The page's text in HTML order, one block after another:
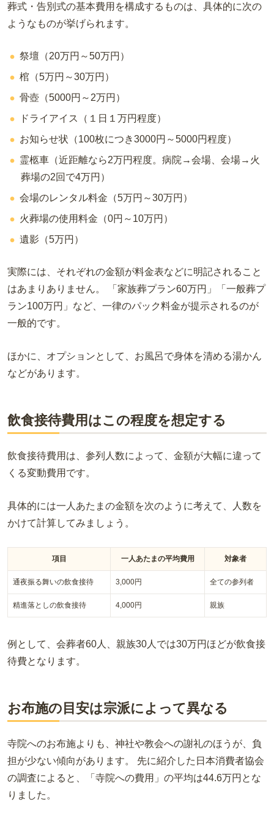
葬式・告別式の基本費用を構成するものは、具体的に次の
ようなものが挙げられます。
祭壇（20万円～50万円）
棺（5万円～30万円）
骨壺（5000円～2万円）
ドライアイス（１日１万円程度）
お知らせ状（100枚につき3000円～5000円程度）
霊柩車（近距離なら2万円程度。病院→会場、会場→火
葬場の2回で4万円）
会場のレンタル料金（5万円～30万円）
火葬場の使用料金（0円～10万円）
遺影（5万円）
実際には、それぞれの金額が料金表などに明記されること
はあまりありません。 「家族葬プラン60万円」「一般葬プ
ラン100万円」など、一律のパック料金が提示されるのが
一般的です。
ほかに、オプションとして、お風呂で身体を清める湯かん
などがあります。
飲食接待費用はこの程度を想定する
飲食接待費用は、参列人数によって、金額が大幅に違って
くる変動費用です。
具体的には一人あたまの金額を次のように考えて、人数を
かけて計算してみましょう。
項目 一人あたまの平均費用 対象者
通夜振る舞いの飲食接待 3,000円 全ての参列者
精進落としの飲食接待 4,000円 親族
例として、会葬者60人、親族30人では30万円ほどが飲食接
待費となります。
お布施の目安は宗派によって異なる
寺院へのお布施よりも、神社や教会への謝礼のほうが、負
担が少ない傾向があります。 先に紹介した日本消費者協会
の調査によると、「寺院への費用」の平均は44.6万円とな
りました。